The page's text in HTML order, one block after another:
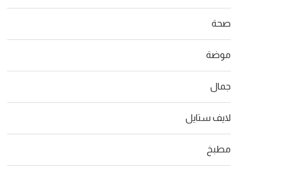
صحة
موضة
جمال
لايف ستايل
مطبخ